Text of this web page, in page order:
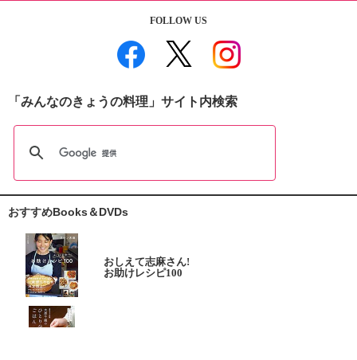
FOLLOW US
「みんなのきょうの料理」サイト内検索
おすすめBooks＆DVDs
おしえて志麻さん!
お助けレシピ100